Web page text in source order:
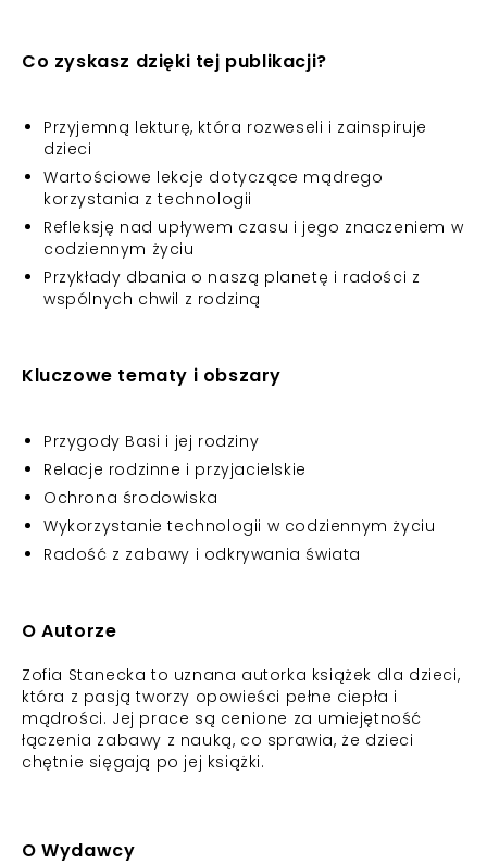
Co zyskasz dzięki tej publikacji?
Przyjemną lekturę, która rozweseli i zainspiruje
dzieci
Wartościowe lekcje dotyczące mądrego
korzystania z technologii
Refleksję nad upływem czasu i jego znaczeniem w
codziennym życiu
Przykłady dbania o naszą planetę i radości z
wspólnych chwil z rodziną
Kluczowe tematy i obszary
Przygody Basi i jej rodziny
Relacje rodzinne i przyjacielskie
Ochrona środowiska
Wykorzystanie technologii w codziennym życiu
Radość z zabawy i odkrywania świata
O Autorze
Zofia Stanecka to uznana autorka książek dla dzieci,
która z pasją tworzy opowieści pełne ciepła i
mądrości. Jej prace są cenione za umiejętność
łączenia zabawy z nauką, co sprawia, że dzieci
chętnie sięgają po jej książki.
O Wydawcy